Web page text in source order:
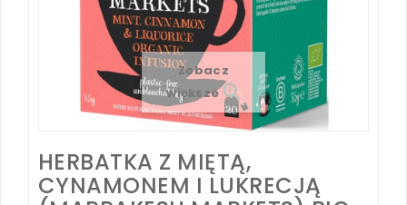
Zobacz
większe
HERBATKA Z MIĘTĄ,
CYNAMONEM I LUKRECJĄ